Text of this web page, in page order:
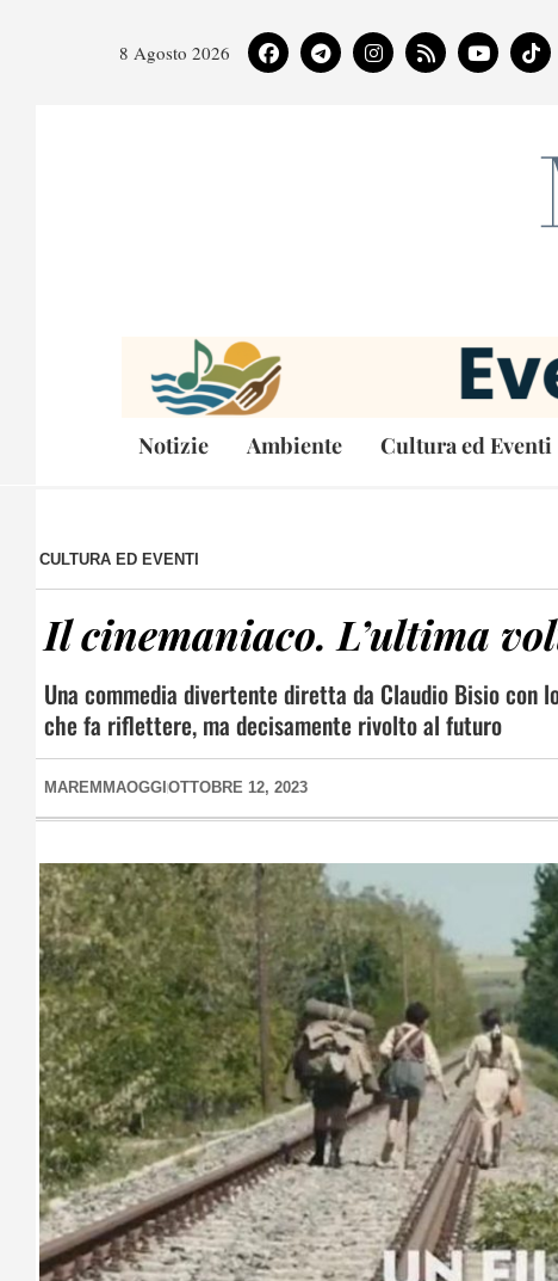
8 Agosto 2026
Notizie Ambiente Cultura ed Eventi
CULTURA ED EVENTI
Il cinemaniaco. L’ultima
Una commedia divertente diretta da Claudio Bisio con
che fa riflettere, ma decisamente rivolto al futuro
MAREMMAOGGI OTTOBRE 12, 2023